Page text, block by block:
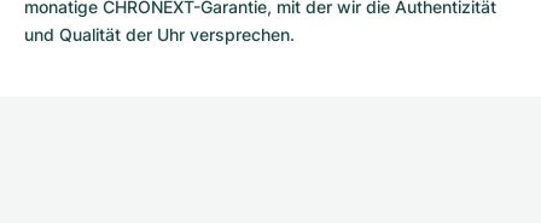
monatige CHRONEXT-Garantie, mit der wir die Authentizität
und Qualität der Uhr versprechen.